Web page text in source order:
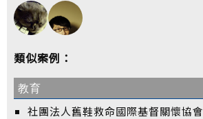
類似案例：
教育
社團法人舊鞋救命國際基督關懷協會